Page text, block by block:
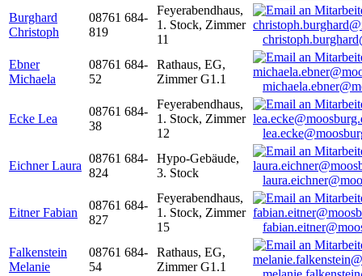
Burghard
Christoph
08761 684-
819
Feyerabendhaus,
1. Stock, Zimmer
11
Ebner
Michaela
08761 684-
52
Rathaus, EG,
Zimmer G1.1
Ecke Lea
08761 684-
38
Feyerabendhaus,
1. Stock, Zimmer
12
Eichner Laura
08761 684-
824
Hypo-Gebäude,
3. Stock
Eitner Fabian
08761 684-
827
Feyerabendhaus,
1. Stock, Zimmer
15
Falkenstein
Melanie
08761 684-
54
Rathaus, EG,
Zimmer G1.1